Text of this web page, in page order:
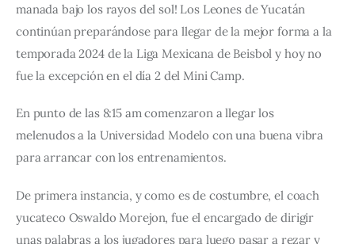
manada bajo los rayos del sol! Los Leones de Yucatán
continúan preparándose para llegar de la mejor forma a la
temporada 2024 de la Liga Mexicana de Beisbol y hoy no
fue la excepción en el día 2 del Mini Camp.
En punto de las 8:15 am comenzaron a llegar los
melenudos a la Universidad Modelo con una buena vibra
para arrancar con los entrenamientos.
De primera instancia, y como es de costumbre, el coach
yucateco Oswaldo Morejon, fue el encargado de dirigir
unas palabras a los jugadores para luego pasar a rezar y